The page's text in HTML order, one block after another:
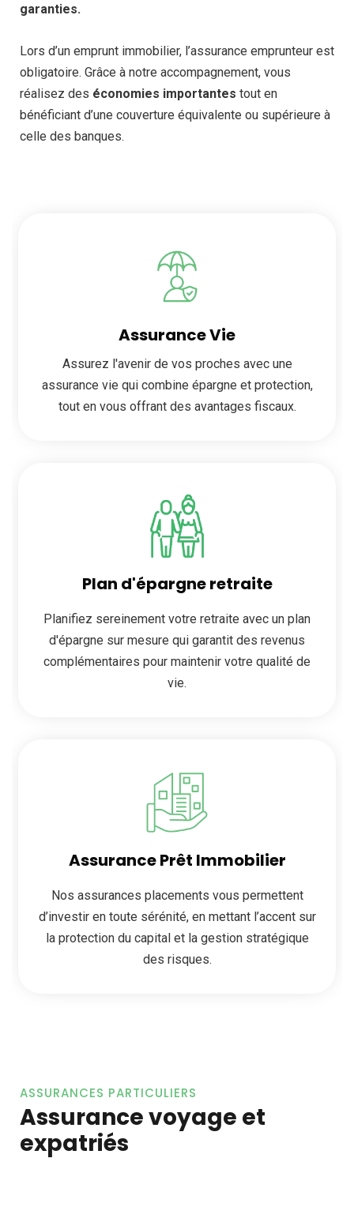
garanties.
Lors d’un emprunt immobilier, l’assurance emprunteur est
obligatoire. Grâce à notre accompagnement, vous
réalisez des économies importantes tout en
bénéficiant d’une couverture équivalente ou supérieure à
celle des banques.
Assurance Vie
Assurez l'avenir de vos proches avec une
assurance vie qui combine épargne et protection,
tout en vous offrant des avantages fiscaux.
Plan d'épargne retraite
Planifiez sereinement votre retraite avec un plan
d'épargne sur mesure qui garantit des revenus
complémentaires pour maintenir votre qualité de
vie.
Assurance Prêt Immobilier
Nos assurances placements vous permettent
d’investir en toute sérénité, en mettant l’accent sur
la protection du capital et la gestion stratégique
des risques.
ASSURANCES PARTICULIERS
Assurance voyage et
expatriés